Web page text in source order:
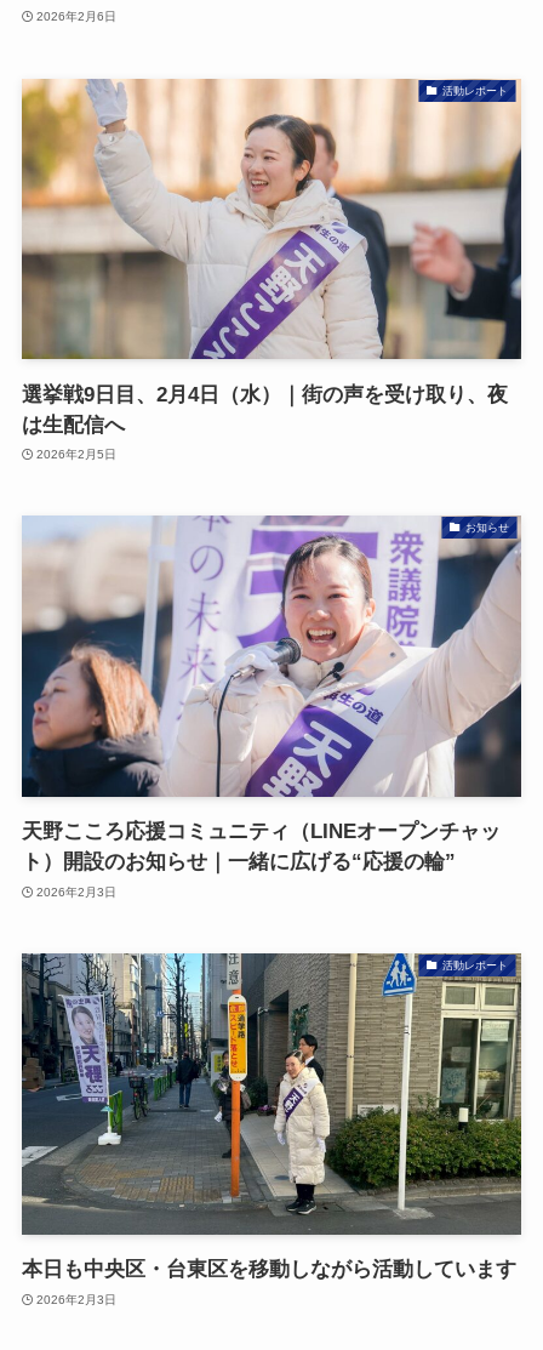
2026年2月6日
活動レポート
選挙戦9日目、2月4日（水）｜街の声を受け取り、夜
は生配信へ
2026年2月5日
お知らせ
天野こころ応援コミュニティ（LINEオープンチャッ
ト）開設のお知らせ｜一緒に広げる“応援の輪”
2026年2月3日
活動レポート
本日も中央区・台東区を移動しながら活動しています
2026年2月3日